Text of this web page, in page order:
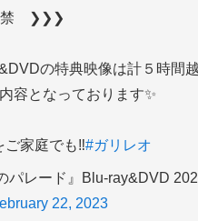
❯❯❯
の特典映像は計５時間
容となっております✨
ご家庭でも‼️#ガリレオ
レード』Blu-ray&DVD
22, 2023